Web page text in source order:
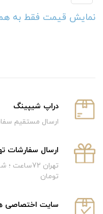
نمایش قیمت فقط به
دراپ شیپینگ
ارسال مستقیم
ارسال سفارشات
تومان
سایت اختصاصی